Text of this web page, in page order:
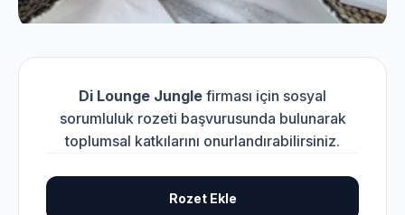
Di Lounge Jungle firması için sosyal
sorumluluk rozeti başvurusunda bulunarak
toplumsal katkılarını onurlandırabilirsiniz.
Rozet Ekle